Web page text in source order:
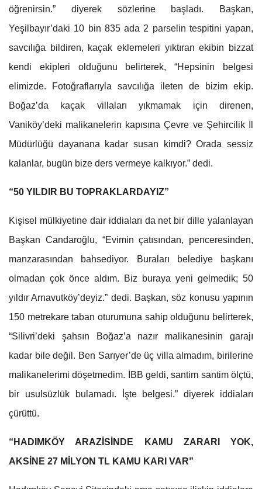
öğrenirsin.” diyerek sözlerine başladı. Başkan,
Yeşilbayır’daki 10 bin 835 ada 2 parselin tespitini yapan,
savcılığa bildiren, kaçak eklemeleri yıktıran ekibin bizzat
kendi ekipleri olduğunu belirterek, “Hepsinin belgesi
elimizde. Fotoğraflarıyla savcılığa ileten de bizim ekip.
Boğaz’da kaçak villaları yıkmamak için direnen,
Vaniköy’deki malikanelerin kapısına Çevre ve Şehircilik İl
Müdürlüğü dayanana kadar susan kimdi? Orada sessiz
kalanlar, bugün bize ders vermeye kalkıyor.” dedi.
“50 YILDIR BU TOPRAKLARDAYIZ”
Kişisel mülkiyetine dair iddiaları da net bir dille yalanlayan
Başkan Candaroğlu, “Evimin çatısından, penceresinden,
manzarasından bahsediyor. Buraları belediye başkanı
olmadan çok önce aldım. Biz buraya yeni gelmedik; 50
yıldır Arnavutköy’deyiz.” dedi. Başkan, söz konusu yapının
150 metrekare taban oturumuna sahip olduğunu belirterek,
“Silivri’deki şahsın Boğaz’a nazır malikanesinin garajı
kadar bile değil. Ben Sarıyer’de üç villa almadım, birilerine
malikanelerimi döşetmedim. İBB geldi, santim santim ölçtü,
bir usulsüzlük bulamadı. İşte belgesi.” diyerek iddiaları
çürüttü.
“HADIMKÖY ARAZİSİNDE KAMU ZARARI YOK,
AKSİNE 27 MİLYON TL KAMU KARI VAR”